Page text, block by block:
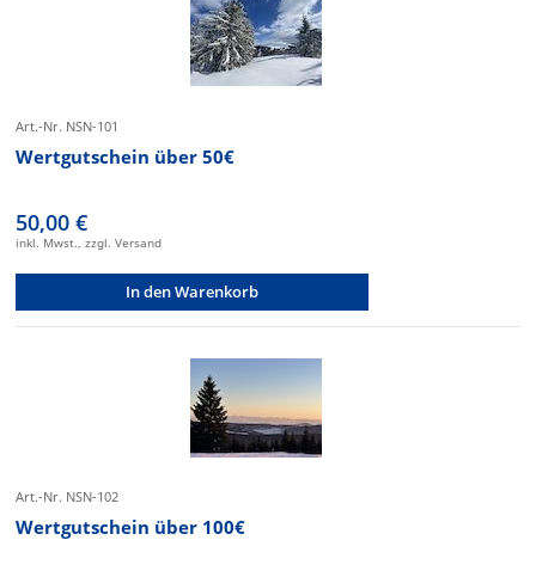
Art.-Nr. NSN-101
Wertgutschein über 50€
50,00 €
inkl. Mwst., zzgl. Versand
In den Warenkorb
Art.-Nr. NSN-102
Wertgutschein über 100€